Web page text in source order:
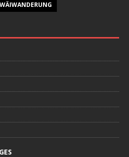
WÄIWANDERUNG